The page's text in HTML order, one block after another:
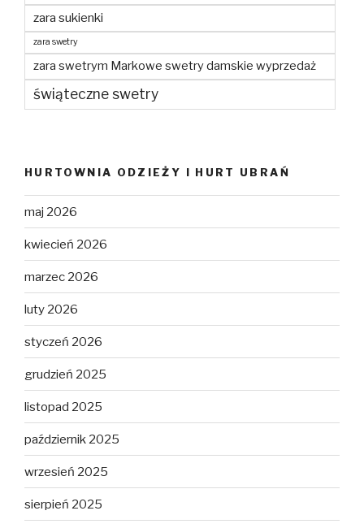
zara sukienki
zara swetry
zara swetrym Markowe swetry damskie wyprzedaż
świąteczne swetry
HURTOWNIA ODZIEŻY I HURT UBRAŃ
maj 2026
kwiecień 2026
marzec 2026
luty 2026
styczeń 2026
grudzień 2025
listopad 2025
październik 2025
wrzesień 2025
sierpień 2025